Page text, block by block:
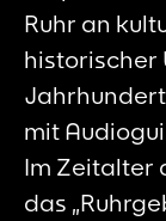
Ruhr an
historischer
mit
Im Zeitalter
das